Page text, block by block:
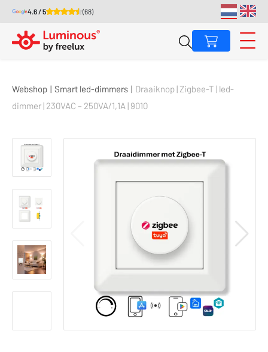
4.6 / 5 (68)
Webshop | Smart led-dimmers | Draaiknop | Zigbee-T | led-
dimmer | 230VAC – 250VA/1,1A | 9010